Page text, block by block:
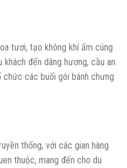
tươi, tạo không khí ấm cúng
đến dâng hương, cầu an.
các buổi gói bánh chưng
thống, với các gian hàng
thuộc, mang đến cho du